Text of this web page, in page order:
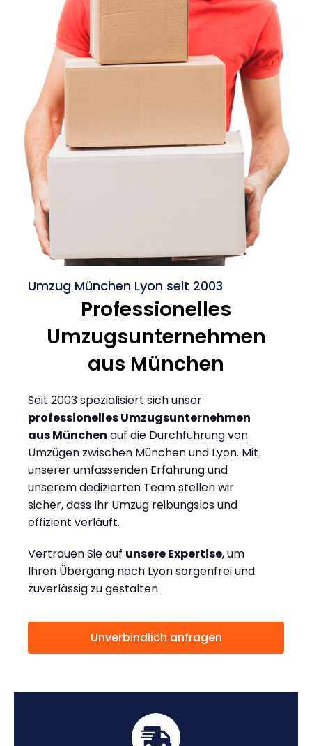
Umzug München Lyon seit 2003
Professionelles
Umzugsunternehmen
aus München
Seit 2003 spezialisiert sich unser
professionelles Umzugsunternehmen
aus München auf die Durchführung von
Umzügen zwischen München und Lyon. Mit
unserer umfassenden Erfahrung und
unserem dedizierten Team stellen wir
sicher, dass Ihr Umzug reibungslos und
effizient verläuft.
Vertrauen Sie auf unsere Expertise, um
Ihren Übergang nach Lyon sorgenfrei und
zuverlässig zu gestalten
Unverbindlich anfragen